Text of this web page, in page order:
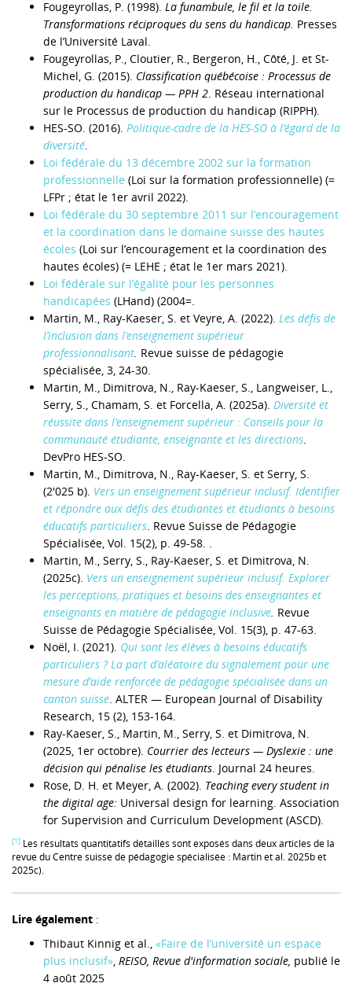
Fougeyrollas, P. (1998). La funambule, le fil et la toile.
Transformations réciproques du sens du handicap. Presses
de l’Université Laval.
Fougeyrollas, P., Cloutier, R., Bergeron, H., Côté, J. et St-
Michel, G. (2015). Classification québécoise : Processus de
production du handicap — PPH 2. Réseau international
sur le Processus de production du handicap (RIPPH).
HES-SO. (2016). Politique-cadre de la HES-SO à l’égard de la
diversité.
Loi fédérale du 13 décembre 2002 sur la formation
professionnelle (Loi sur la formation professionnelle) (=
LFPr ; état le 1er avril 2022).
Loi fédérale du 30 septembre 2011 sur l’encouragement
et la coordination dans le domaine suisse des hautes
écoles (Loi sur l’encouragement et la coordination des
hautes écoles) (= LEHE ; état le 1er mars 2021).
Loi fédérale sur l’égalité pour les personnes
handicapées (LHand) (2004=.
Martin, M., Ray-Kaeser, S. et Veyre, A. (2022). Les défis de
l’inclusion dans l’enseignement supérieur
professionnalisant. Revue suisse de pédagogie
spécialisée, 3, 24-30.
Martin, M., Dimitrova, N., Ray-Kaeser, S., Langweiser, L.,
Serry, S., Chamam, S. et Forcella, A. (2025a). Diversité et
réussite dans l’enseignement supérieur : Conseils pour la
communauté étudiante, enseignante et les directions.
DevPro HES-SO.
Martin, M., Dimitrova, N., Ray-Kaeser, S. et Serry, S.
(2'025 b). Vers un enseignement supérieur inclusif. Identifier
et répondre aux défis des étudiantes et étudiants à besoins
éducatifs particuliers. Revue Suisse de Pédagogie
Spécialisée, Vol. 15(2), p. 49-58. .
Martin, M., Serry, S., Ray-Kaeser, S. et Dimitrova, N.
(2025c). Vers un enseignement supérieur inclusif. Explorer
les perceptions, pratiques et besoins des enseignantes et
enseignants en matière de pédagogie inclusive. Revue
Suisse de Pédagogie Spécialisée, Vol. 15(3), p. 47-63.
Noël, I. (2021). Qui sont les élèves à besoins éducatifs
particuliers ? La part d’aléatoire du signalement pour une
mesure d’aide renforcée de pédagogie spécialisée dans un
canton suisse. ALTER — European Journal of Disability
Research, 15 (2), 153-164.
Ray-Kaeser, S., Martin, M., Serry, S. et Dimitrova, N.
(2025, 1er octobre). Courrier des lecteurs — Dyslexie : une
décision qui pénalise les étudiants. Journal 24 heures.
Rose, D. H. et Meyer, A. (2002). Teaching every student in
the digital age: Universal design for learning. Association
for Supervision and Curriculum Development (ASCD).
[1] Les résultats quantitatifs détaillés sont exposés dans deux articles de la
revue du Centre suisse de pédagogie spécialisée : Martin et al. 2025b et
2025c).
Lire également :
Thibaut Kinnig et al., «Faire de l’université un espace
plus inclusif», REISO, Revue d'information sociale, publié le
4 août 2025